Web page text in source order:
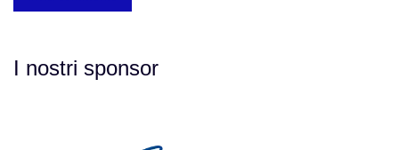
I nostri sponsor